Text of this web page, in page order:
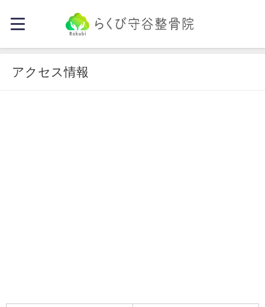
アクセス情報